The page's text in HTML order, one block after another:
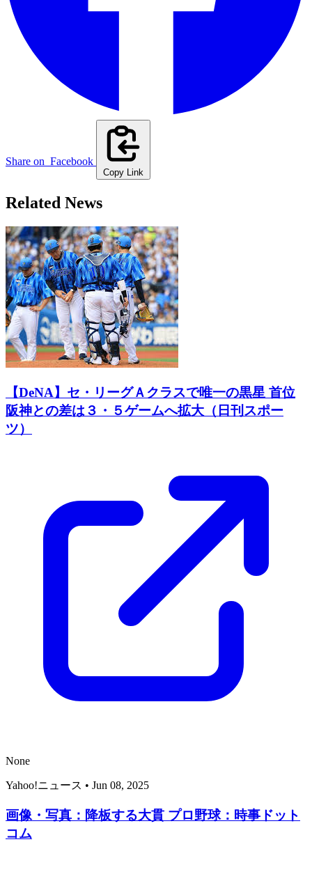
Share on Facebook
Copy Link
Related News
【DeNA】セ・リーグＡクラスで唯一の黒星 首位
阪神との差は３・５ゲームへ拡大（日刊スポー
ツ）
None
Yahoo!ニュース • Jun 08, 2025
画像・写真：降板する大貫 プロ野球：時事ドット
コム